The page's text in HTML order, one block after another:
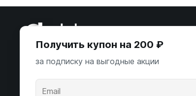
ООО «Некстайп» 2026 © Все права
защищены
Андропова пр-т, 22
Получить купон на 200 ₽
за подписку на выгодные акции